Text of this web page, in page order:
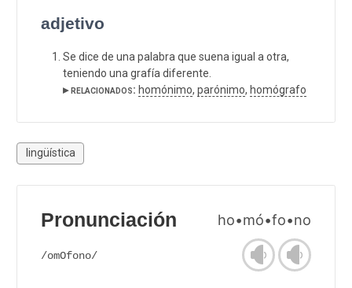
adjetivo
Se dice de una palabra que suena igual a otra,
teniendo una grafía diferente.
▸ relacionados: homónimo, parónimo, homógrafo
lingüística
Pronunciación ho•mó•fo•no
/omOfono/